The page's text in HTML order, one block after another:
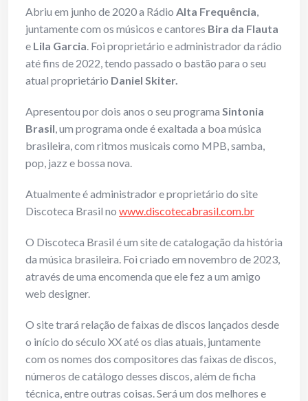
Abriu em junho de 2020 a Rádio Alta Frequência,
juntamente com os músicos e cantores Bira da Flauta
e Lila Garcia. Foi proprietário e administrador da rádio
até fins de 2022, tendo passado o bastão para o seu
atual proprietário Daniel Skiter.
Apresentou por dois anos o seu programa Sintonia
Brasil, um programa onde é exaltada a boa música
brasileira, com ritmos musicais como MPB, samba,
pop, jazz e bossa nova.
Atualmente é administrador e proprietário do site
Discoteca Brasil no www.discotecabrasil.com.br
O Discoteca Brasil é um site de catalogação da história
da música brasileira. Foi criado em novembro de 2023,
através de uma encomenda que ele fez a um amigo
web designer.
O site trará relação de faixas de discos lançados desde
o início do século XX até os dias atuais, juntamente
com os nomes dos compositores das faixas de discos,
números de catálogo desses discos, além de ficha
técnica, entre outras coisas. Será um dos melhores e